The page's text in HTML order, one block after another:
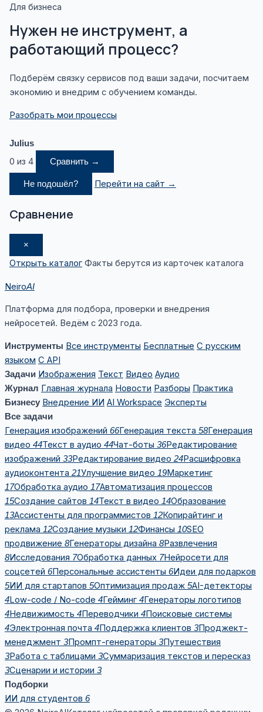
Для бизнеса
Нужен не инструмент, а
работающий процесс?
Подберём связку сервисов под ваши задачи, посчитаем
экономию и внедрим с обучением команды.
Разобрать мои процессы
Julius
0 из 4 Сравнить →
Не подошёл? Перейти на сайт →
Сравнение
×
Открыть каталог Факты берутся из карточек каталога
NeiroAI
Платформа для подбора, проверки и внедрения
нейросетей. Ведём с 2023 года.
Инструменты Все инструменты Бесплатные С русским
языком С API
Задачи Изображения Текст Видео Аудио
Журнал Главная журнала Новости Разборы Практика
Бизнесу Внедрение ИИ AI Workspace Эксперты
Все задачи
Генерация изображений 66Генерация текста 58Генерация
видео 44Текст в аудио 44Чат-боты 36Редактирование
изображений 33Редактирование видео 24Расшифровка
аудиоконтента 21Улучшение видео 19Маркетинг
17Обработка аудио 17Автоматизация процессов
15Создание сайтов 14Текст в видео 14Образование
13Ассистенты для программистов 12Копирайтинг и
реклама 12Создание музыки 12Финансы 10SEO
продвижение 8Генераторы дизайна 8Развлечения
8Исследования 7Обработка данных 7Нейросети для
соцсетей 6Персональные ассистенты 6Идеи для подарков
5ИИ для стартапов 5Оптимизация продаж 5AI-детекторы
4Low-code / No-code 4Гейминг 4Генераторы логотипов
4Недвижимость 4Переводчики 4Поисковые системы
4Электронная почта 4Поддержка клиентов 3Проджект-
менеджмент 3Промпт-генераторы 3Путешествия
3Работа с таблицами 3Суммаризация текстов и пересказ
3Сценарии и истории 3
Подборки
ИИ для студентов 6